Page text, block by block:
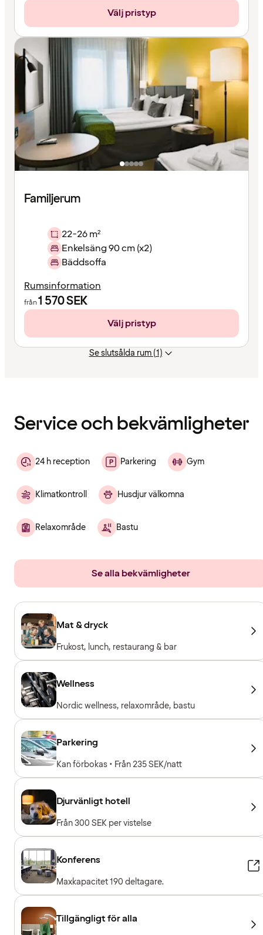
Välj pristyp
Familjerum
22-26 m²
Enkelsäng 90 cm (x2)
Bäddsoffa
Rumsinformation
från1 570SEK
Välj pristyp
Se slutsålda rum (1)
Service och bekvämligheter
24 h reception Parkering Gym
Klimatkontroll Husdjur välkomna
Relaxområde Bastu
Se alla bekvämligheter
Mat & dryck
Frukost, lunch, restaurang & bar
Wellness
Nordic wellness, relaxområde, bastu
Parkering
Kan förbokas • Från 235 SEK/natt
Djurvänligt hotell
Från 300 SEK per vistelse
Konferens
Maxkapacitet 190 deltagare.
Tillgängligt för alla